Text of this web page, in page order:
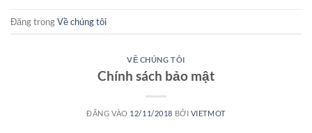
Đăng trongVề chúng tôi
VỀ CHÚNG TÔI
Chính sách bảo mật
ĐĂNG VÀO 12/11/2018 BỞI VIETMOT